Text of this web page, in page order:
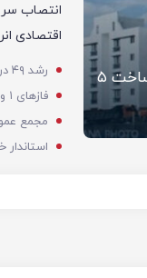
آغاز ثبت‌نام بزرگ‌ترین پروژه مسکن کارکنان وزارت نفت در تهران؛ ساخت ۵
کاهش
انتصاب
اقتصادی